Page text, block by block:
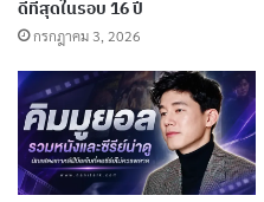
การผสมผสานระหว่างแฟนตา
ราวความรักระหว่างมนุษย์แ
ความจริงที่ว่าบางครั้งมนุษ
ว่าเป็นตัวร้าย เรื่องราวเริ่
ดูถูกปีศาจ แต่เมื่อเธอเดินท
ดีที่สุดในรอบ 16 ปี
กรกฎาคม 3, 2026